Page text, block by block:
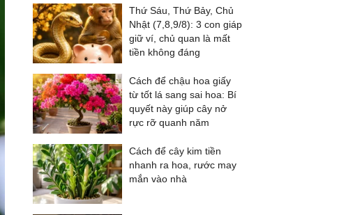
Thứ Sáu, Thứ Bảy, Chủ
Nhật (7,8,9/8): 3 con giáp
giữ ví, chủ quan là mất
tiền không đáng
Cách để chậu hoa giấy
từ tốt lá sang sai hoa: Bí
quyết này giúp cây nở
rực rỡ quanh năm
Cách để cây kim tiền
nhanh ra hoa, rước may
mắn vào nhà